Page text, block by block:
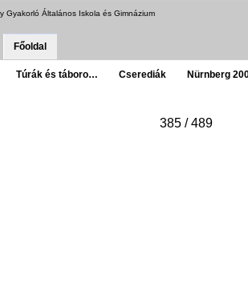
Gyakorló Általános Iskola és Gimnázium
Főoldal
Túrák és táboro… Cserediák Nürnberg
385 / 489